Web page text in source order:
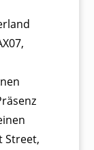
Street,